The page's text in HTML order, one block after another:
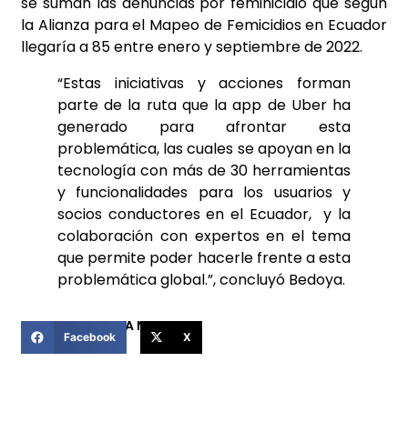
la Alianza para el Mapeo de Femicidios en Ecuador
llegaría a 85 entre enero y septiembre de 2022.
“Estas iniciativas y acciones forman
parte de la ruta que la app de Uber ha
generado para afrontar esta
problemática, las cuales se apoyan en la
tecnología con más de 30 herramientas
y funcionalidades para los usuarios y
socios conductores en el Ecuador, y la
colaboración con expertos en el tema
que permite poder hacerle frente a esta
problemática global.”, concluyó Bedoya.
COMPARTIR ESTA NOTICIA
Facebook X